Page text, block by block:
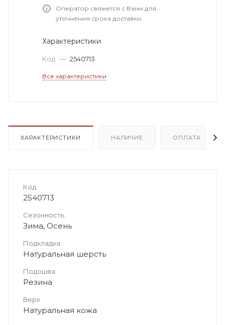
Оператор свяжется с Вами для
уточнения срока доставки.
Характеристики
Код — 2540713
Все характеристики
ХАРАКТЕРИСТИКИ НАЛИЧИЕ ОПЛАТА
Код
2540713
Сезонность
Зима, Осень
Подкладка
Натуральная шерсть
Подошва
Резина
Верх
Натуральная кожа